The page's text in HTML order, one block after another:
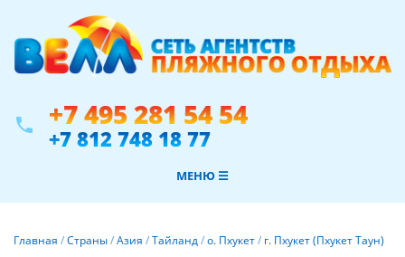
phone +7 495 281 54 54
+7 812 748 18 77
МЕНЮ ☰
Главная /Страны/Азия /Тайланд/о. Пхукет/ г. Пхукет (Пхукет Таун)